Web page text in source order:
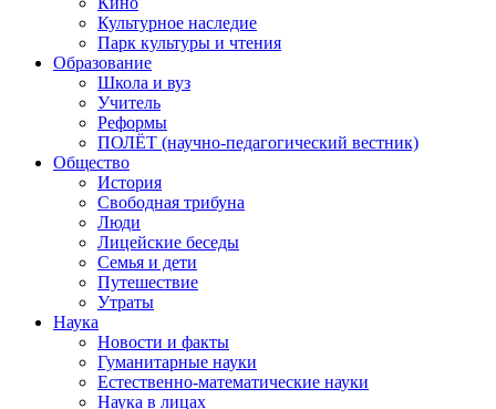
Культурное наследие
Парк культуры и чтения
Образование
Школа и вуз
Учитель
Реформы
ПОЛЁТ (научно-педагогический вестник)
Общество
История
Свободная трибуна
Люди
Лицейские беседы
Семья и дети
Путешествие
Утраты
Наука
Новости и факты
Гуманитарные науки
Естественно-математические науки
Наука в лицах